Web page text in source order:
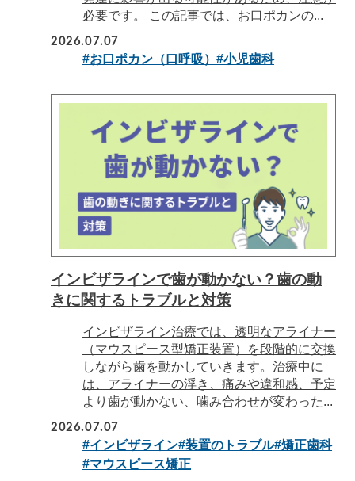
必要です。 この記事では、お口ポカンの...
2026.07.07
#お口ポカン（口呼吸） #小児歯科
インビザラインで歯が動かない？歯の動
きに関するトラブルと対策
インビザライン治療では、透明なアライナー
（マウスピース型矯正装置）を段階的に交換
しながら歯を動かしていきます。治療中に
は、アライナーの浮き、痛みや違和感、予定
より歯が動かない、噛み合わせが変わった...
2026.07.07
#インビザライン#装置のトラブル#矯正歯科
#マウスピース矯正